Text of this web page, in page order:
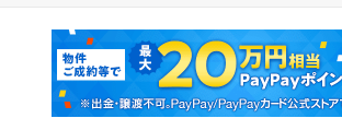
新築マンション 中古マン
新築一戸建て 中古一戸
マンションカタログ 教えて！